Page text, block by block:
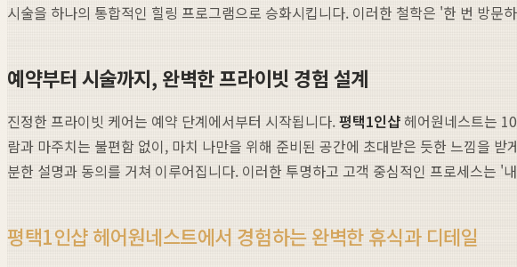
시술을 하나의 통합적인 힐링 프로그램으로 승화시킵니다. 이러한 철학은 '한 번 방
예약부터 시술까지, 완벽한 프라이빗 경험 설계
진정한 프라이빗 케어는 예약 단계에서부터 시작됩니다.평택1인샵 헤어원네스트는
람과 마주치는 불편함 없이, 마치 나만을 위해 준비된 공간에 초대받은 듯한 느낌을
분한 설명과 동의를 거쳐 이루어집니다. 이러한 투명하고 고객 중심적인 프로세스는 '
평택1인샵 헤어원네스트에서 경험하는 완벽한 휴식과 디테일